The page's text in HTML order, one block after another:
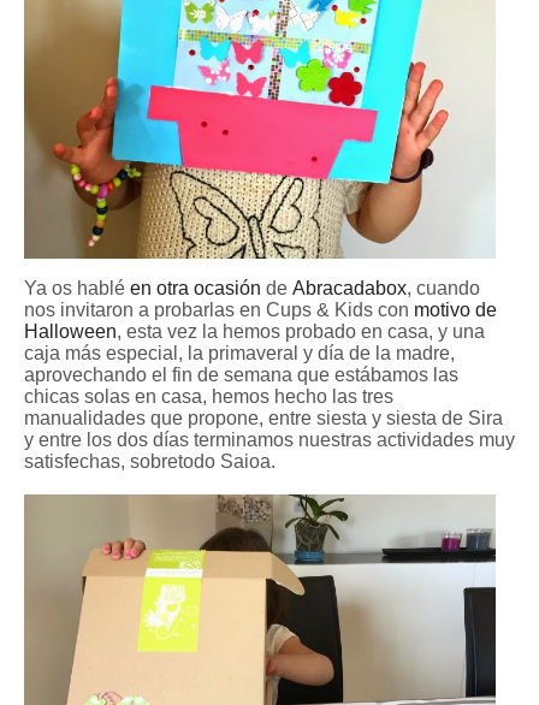
Ya os hablé en otra ocasión de Abracadabox, cuando
nos invitaron a probarlas en Cups & Kids con motivo de
Halloween, esta vez la hemos probado en casa, y una
caja más especial, la primaveral y día de la madre,
aprovechando el fin de semana que estábamos las
chicas solas en casa, hemos hecho las tres
manualidades que propone, entre siesta y siesta de Sira
y entre los dos días terminamos nuestras actividades muy
satisfechas, sobretodo Saioa.